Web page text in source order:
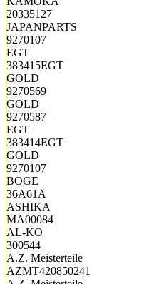
20335127
JAPANPARTS
9270107
EGT
383415EGT
GOLD
9270569
GOLD
9270587
EGT
383414EGT
GOLD
9270107
BOGE
36A61A
ASHIKA
MA00084
AL-KO
300544
A.Z. Meisterteile
AZMT420850241